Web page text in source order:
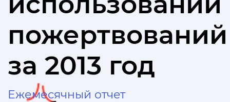
пожертвований
за 2013 год
Ежемесячный отчет